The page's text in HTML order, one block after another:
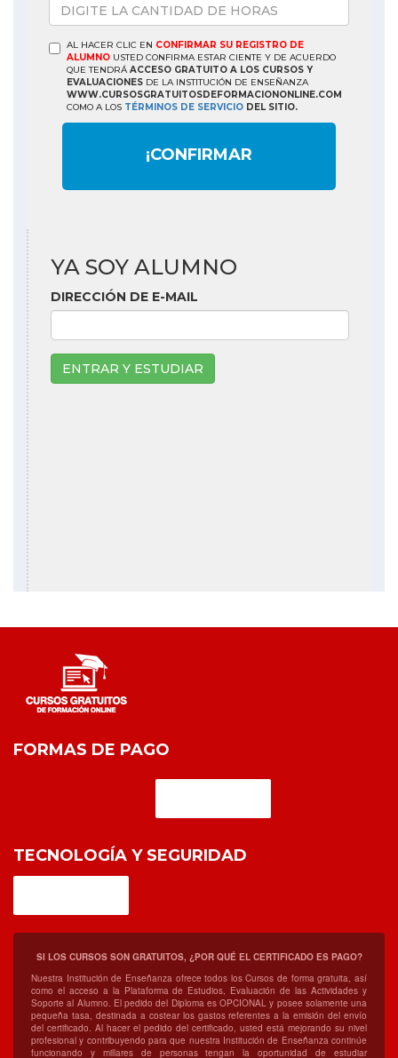
AL HACER CLIC EN CONFIRMAR SU REGISTRO DE
ALUMNO USTED CONFIRMA ESTAR CIENTE Y DE ACUERDO
QUE TENDRÁ ACCESO GRATUITO A LOS CURSOS Y
EVALUACIONES DE LA INSTITUCIÓN DE ENSEÑANZA
WWW.CURSOSGRATUITOSDEFORMACIONONLINE.COM
COMO A LOS TÉRMINOS DE SERVICIO DEL SITIO.
¡CONFIRMAR
YA SOY ALUMNO
DIRECCIÓN DE E-MAIL
ENTRAR Y ESTUDIAR
FORMAS DE PAGO
TECNOLOGÍA Y SEGURIDAD
SI LOS CURSOS SON GRATUITOS, ¿POR QUÉ EL CERTIFICADO ES PAGO?
Nuestra Institución de Enseñanza ofrece todos los Cursos de forma gratuita, así
como el acceso a la Plataforma de Estudios, Evaluación de las Actividades y
Soporte al Alumno. El pedido del Diploma es OPCIONAL y posee solamente una
pequeña tasa, destinada a costear los gastos referentes a la emisión del envío
del certificado. Al hacer el pedido del certificado, usted está mejorando su nivel
profesional y contribuyendo para que nuestra Institución de Enseñanza continúe
funcionando y millares de personas tengan la oportunidad de estudiar